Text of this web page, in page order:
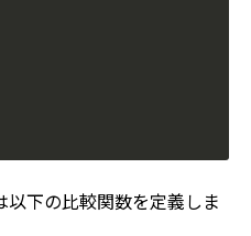
以下の比較関数を定義しま